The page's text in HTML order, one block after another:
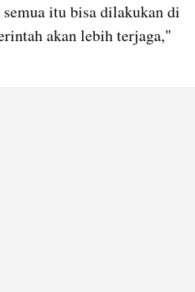
itu bisa dilakukan di
akan lebih terjaga,"